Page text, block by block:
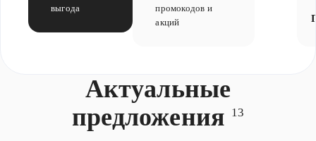
выгода
промокодов и
акций
Актуальные
предложения 13